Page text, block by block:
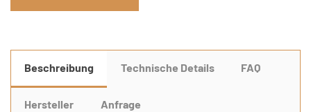
Beschreibung Technische Details FAQ
Hersteller Anfrage